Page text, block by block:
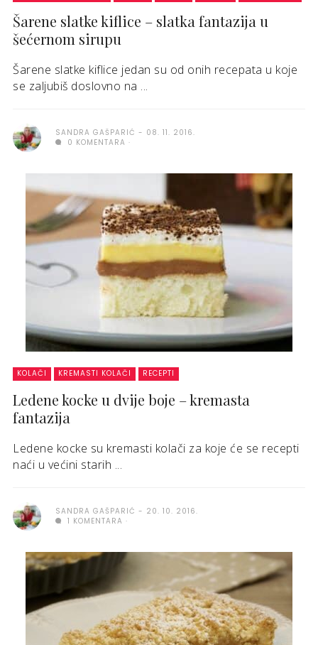
Šarene slatke kiflice – slatka fantazija u
šećernom sirupu
Šarene slatke kiflice jedan su od onih recepata u koje
se zaljubiš doslovno na ...
SANDRA GAŠPARIĆ
08. 11. 2016.
0 KOMENTARA
KOLAČI KREMASTI KOLAČI RECEPTI
Ledene kocke u dvije boje – kremasta
fantazija
Ledene kocke su kremasti kolači za koje će se recepti
naći u većini starih ...
SANDRA GAŠPARIĆ
20. 10. 2016.
1 KOMENTARA